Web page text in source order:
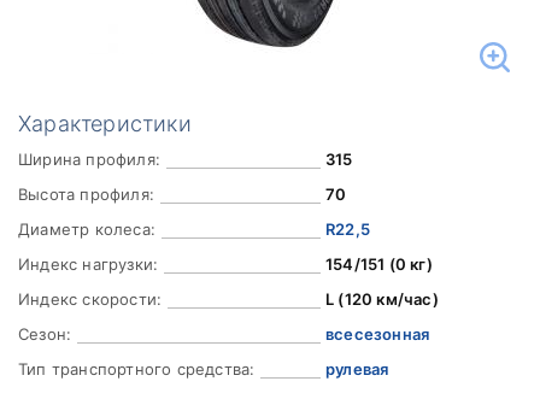
Характеристики
Ширина профиля:
315
Высота профиля:
70
Диаметр колеса:
R22,5
Индекс нагрузки:
154/151 (0 кг)
Индекс скорости:
L (120 км/час)
Сезон:
всесезонная
Тип транспортного средства:
рулевая